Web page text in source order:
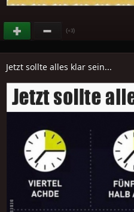
(+3)
Jetzt sollte alles klar sein...